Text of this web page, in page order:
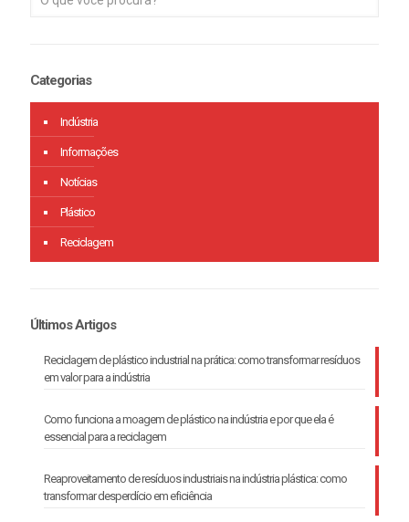
Categorias
Indústria
Informações
Notícias
Plástico
Reciclagem
Últimos Artigos
Reciclagem de plástico industrial na prática: como transformar resíduos
em valor para a indústria
Como funciona a moagem de plástico na indústria e por que ela é
essencial para a reciclagem
Reaproveitamento de resíduos industriais na indústria plástica: como
transformar desperdício em eficiência